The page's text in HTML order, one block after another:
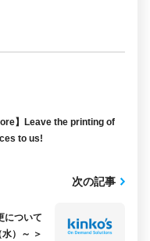
】Leave the printing of
to us!
次の記事
について
）～ ＞